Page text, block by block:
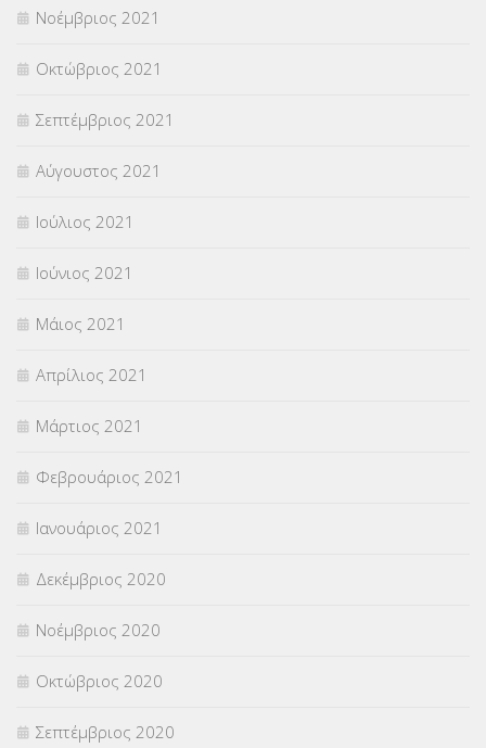
Νοέμβριος 2021
Οκτώβριος 2021
Σεπτέμβριος 2021
Αύγουστος 2021
Ιούλιος 2021
Ιούνιος 2021
Μάιος 2021
Απρίλιος 2021
Μάρτιος 2021
Φεβρουάριος 2021
Ιανουάριος 2021
Δεκέμβριος 2020
Νοέμβριος 2020
Οκτώβριος 2020
Σεπτέμβριος 2020